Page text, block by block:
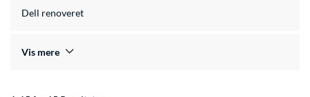
Dell renoveret
Vis mere